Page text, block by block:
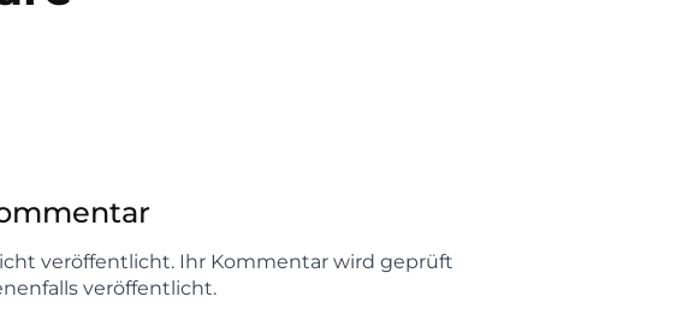
veröffentlicht. Ihr Kommentar wird geprüft
veröffentlicht.